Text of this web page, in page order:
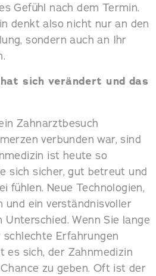
Gefühl nach dem Termin.
denkt also nicht nur an den
sondern auch an Ihr
sich verändert und das
Zahnarztbesuch
verbunden war, sind
ist heute so
sich sicher, gut betreut und
fühlen. Neue Technologien,
und ein verständnisvoller
Unterschied. Wenn Sie lange
Erfahrungen
es sich, der Zahnmedizin
zu geben. Oft ist der